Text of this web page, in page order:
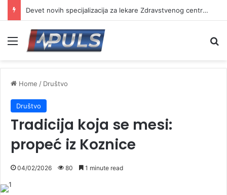
Devet novih specijalizacija za lekare Zdravstvenog centra Vranje
Menu
Home / Društvo
Društvo
Tradicija koja se mesi:
propeć iz Koznice
04/02/2026 80 1 minute read